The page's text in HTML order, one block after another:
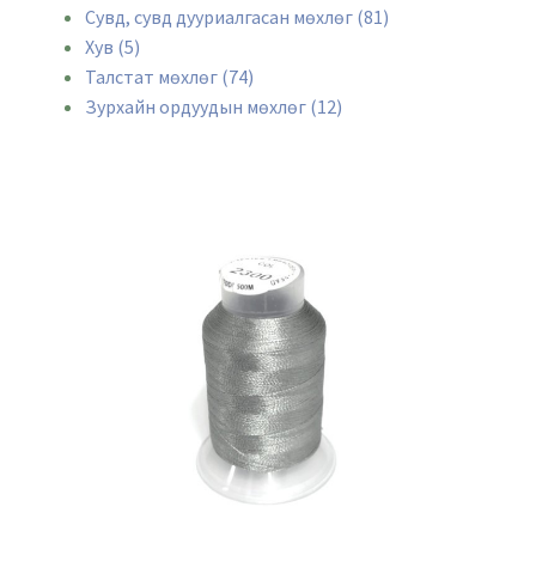
Сувд, сувд дууриалгасан мөхлөг (81)
Хув (5)
Талстат мөхлөг (74)
Зурхайн ордуудын мөхлөг (12)